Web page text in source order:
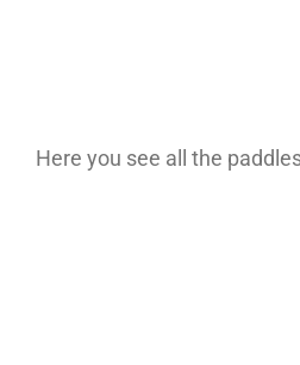
Here you see all the